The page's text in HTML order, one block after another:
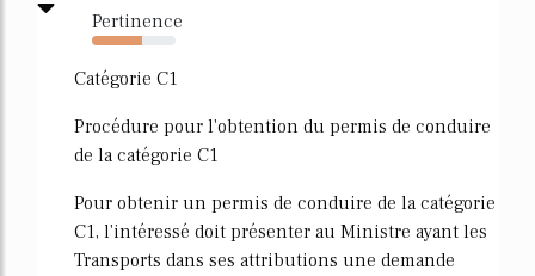
Pertinence
60%
Catégorie C1
Procédure pour l'obtention du permis de conduire
de la catégorie C1
Pour obtenir un permis de conduire de la catégorie
C1, l'intéressé doit présenter au Ministre ayant les
Transports dans ses attributions une demande